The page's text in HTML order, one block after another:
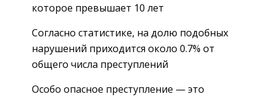
которое превышает 10 лет
Согласно статистике, на долю подобных
нарушений приходится около 0.7% от
общего числа преступлений
Особо опасное преступление — это